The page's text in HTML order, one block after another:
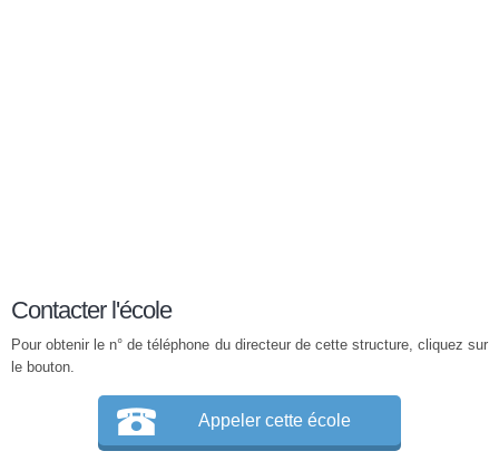
Contacter l'école
Pour obtenir le n° de téléphone du directeur de cette structure, cliquez sur
le bouton.
Appeler cette école